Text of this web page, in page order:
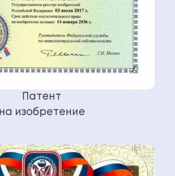
Патент
на изобретение